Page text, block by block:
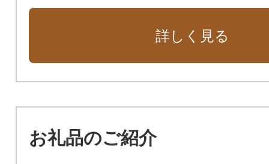
5.対話と参加が進むまちづくり（
域活動の支援、市民サービスの向上
6.市長におまかせ
詳しく見る
お礼品のご紹介